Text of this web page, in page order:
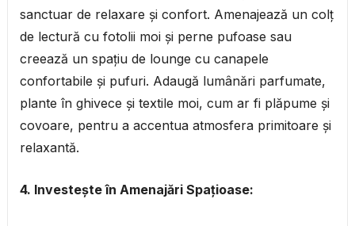
sanctuar de relaxare și confort. Amenajează un colț
de lectură cu fotolii moi și perne pufoase sau
creează un spațiu de lounge cu canapele
confortabile și pufuri. Adaugă lumânări parfumate,
plante în ghivece și textile moi, cum ar fi plăpume și
covoare, pentru a accentua atmosfera primitoare și
relaxantă.
4. Investește în Amenajări Spațioase: